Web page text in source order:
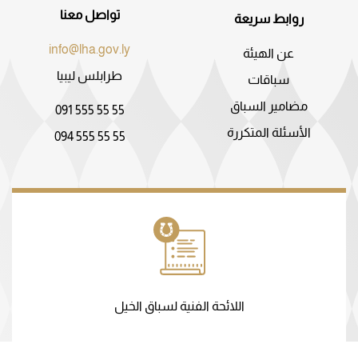
روابط سريعة
عن الهيئة
سباقات
مضامير السباق
الأسئلة المتكررة
تواصل معنا
info@lha.gov.ly
طرابلس ليبيا
091 555 55 55
094 555 55 55
اللائحة الفنية لسباق الخيل